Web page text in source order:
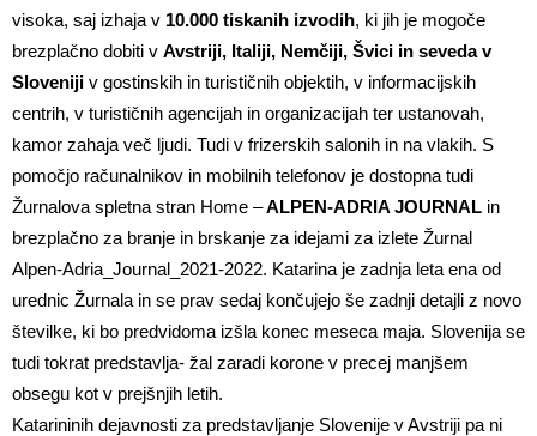
visoka, saj izhaja v 10.000 tiskanih izvodih, ki jih je mogoče
brezplačno dobiti v Avstriji, Italiji, Nemčiji, Švici in seveda v
Sloveniji v gostinskih in turističnih objektih, v informacijskih
centrih, v turističnih agencijah in organizacijah ter ustanovah,
kamor zahaja več ljudi. Tudi v frizerskih salonih in na vlakih. S
pomočjo računalnikov in mobilnih telefonov je dostopna tudi
Žurnalova spletna stran Home –ALPEN-ADRIA JOURNAL in
brezplačno za branje in brskanje za idejami za izlete Žurnal
Alpen-Adria_Journal_2021-2022. Katarina je zadnja leta ena od
urednic Žurnala in se prav sedaj končujejo še zadnji detajli z novo
številke, ki bo predvidoma izšla konec meseca maja. Slovenija se
tudi tokrat predstavlja- žal zaradi korone v precej manjšem
obsegu kot v prejšnjih letih.
Katarininih dejavnosti za predstavljanje Slovenije v Avstriji pa ni